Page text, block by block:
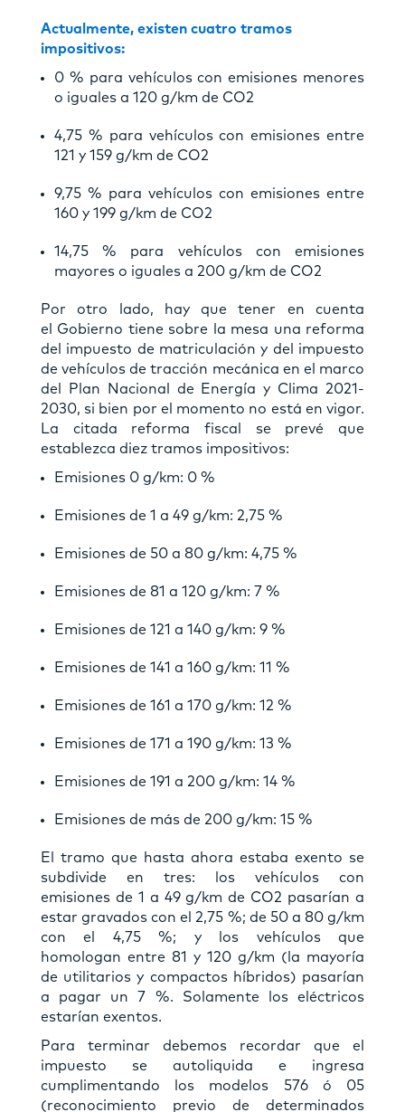
Actualmente, existen cuatro tramos
impositivos:
0 % para vehículos con emisiones menores
o iguales a 120 g/km de CO2
4,75 % para vehículos con emisiones entre
121 y 159 g/km de CO2
9,75 % para vehículos con emisiones entre
160 y 199 g/km de CO2
14,75 % para vehículos con emisiones
mayores o iguales a 200 g/km de CO2
Por otro lado, hay que tener en cuenta
el Gobierno tiene sobre la mesa una reforma
del impuesto de matriculación y del impuesto
de vehículos de tracción mecánica en el marco
del Plan Nacional de Energía y Clima 2021-
2030, si bien por el momento no está en vigor.
La citada reforma fiscal se prevé que
establezca diez tramos impositivos:
Emisiones 0 g/km: 0 %
Emisiones de 1 a 49 g/km: 2,75 %
Emisiones de 50 a 80 g/km: 4,75 %
Emisiones de 81 a 120 g/km: 7 %
Emisiones de 121 a 140 g/km: 9 %
Emisiones de 141 a 160 g/km: 11 %
Emisiones de 161 a 170 g/km: 12 %
Emisiones de 171 a 190 g/km: 13 %
Emisiones de 191 a 200 g/km: 14 %
Emisiones de más de 200 g/km: 15 %
El tramo que hasta ahora estaba exento se
subdivide en tres: los vehículos con
emisiones de 1 a 49 g/km de CO2 pasarían a
estar gravados con el 2,75 %; de 50 a 80 g/km
con el 4,75 %; y los vehículos que
homologan entre 81 y 120 g/km (la mayoría
de utilitarios y compactos híbridos) pasarían
a pagar un 7 %. Solamente los eléctricos
estarían exentos.
Para terminar debemos recordar que el
impuesto se autoliquida e ingresa
cumplimentando los modelos 576 ó 05
(reconocimiento previo de determinados